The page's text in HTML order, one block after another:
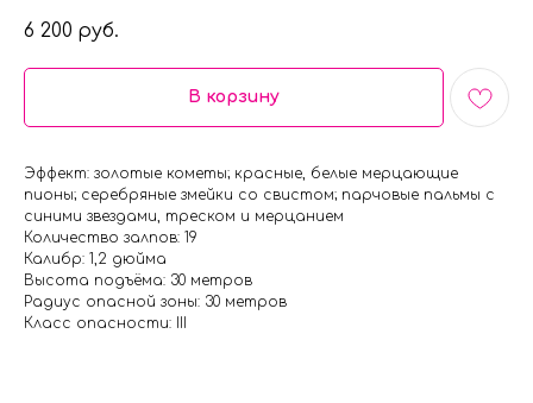
6 200 руб.
В корзину
Эффект: золотые кометы; красные, белые мерцающие
пионы; серебряные змейки со свистом; парчовые пальмы с
синими звездами, треском и мерцанием
Количество залпов: 19
Калибр: 1,2 дюйма
Высота подъёма: 30 метров
Радиус опасной зоны: 30 метров
Класс опасности: III